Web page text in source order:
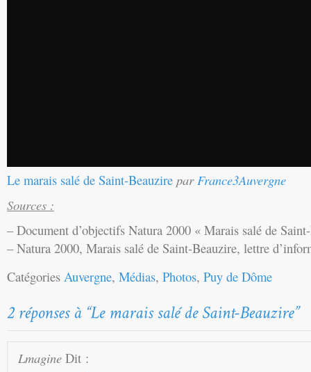
Le marais salé de Saint-Beauzire par France3Auvergne
Sources :
– Document d’objectifs Natura 2000 « Marais salé de
– Natura 2000, Marais salé de Saint-Beauzire, lettre
Catégories Auvergne, Médias, Photos, Puy de Dôme
Lmagine Dit :